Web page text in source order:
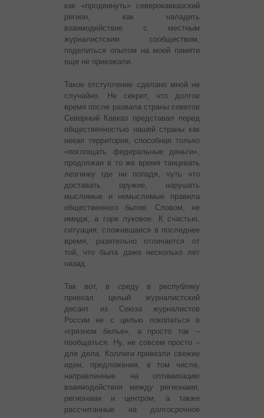
как «продвинуть» северокавказский
регион, как наладить
взаимодействие с местным
журналистским сообществом,
поделиться опытом на моей памяти
еще не приезжали.
Такое отступление сделано мной не
случайно. Не секрет, что долгое
время после развала страны советов
Северный Кавказ представал перед
общественностью нашей страны как
некая территория, способная только
«поглощать федеральные деньги»,
продолжая в то же время танцевать
лезгинку где ни попадя, чуть что
доставать оружие, нарушать
мыслимые и немыслимые правила
общественного бытия. Словом, не
имидж, а горе луковое. К счастью,
ситуация, сложившаяся в последнее
время, разительно отличается от
той, что была даже несколько лет
назад.
Так вот, в среду в республику
приехал целый журналистский
десант из Союза журналистов
России не с целью покопаться в
«грязном белье», а просто так –
пообщаться. Ну, не совсем просто –
для дела. Коллеги привезли свежие
идеи, предложения, в том числе,
направленные на оптимизацию
взаимодействия между регионами,
регионами и центром, а также
рассчитанные на долгосрочное